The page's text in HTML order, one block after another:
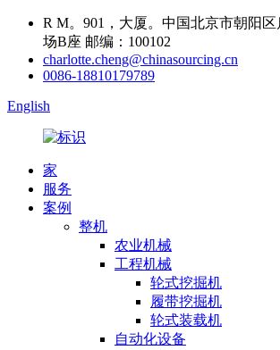
R M。901，大厦。中国北京市朝阳
场B座 邮编：100102
charlotte.cheng@chinasourcing.cn
0086-18810179789
English
家
服务
案例
整机
农业机械
工程机械
轮式挖掘机
履带挖掘机
轮式装载机
自动化设备